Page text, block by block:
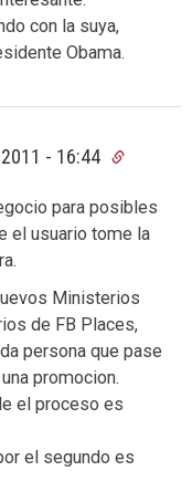
con la suya,
Obama.
- 16:44
para posibles
el usuario tome la
Ministerios
de FB Places,
persona que pase
promocion.
el proceso es
el segundo es